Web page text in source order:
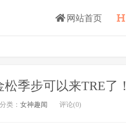
网站首页
季步可以来TRE了！
分类： 女神趣闻 评论(0)